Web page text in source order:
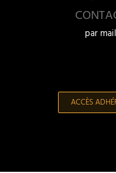
par mail
ACCÈS